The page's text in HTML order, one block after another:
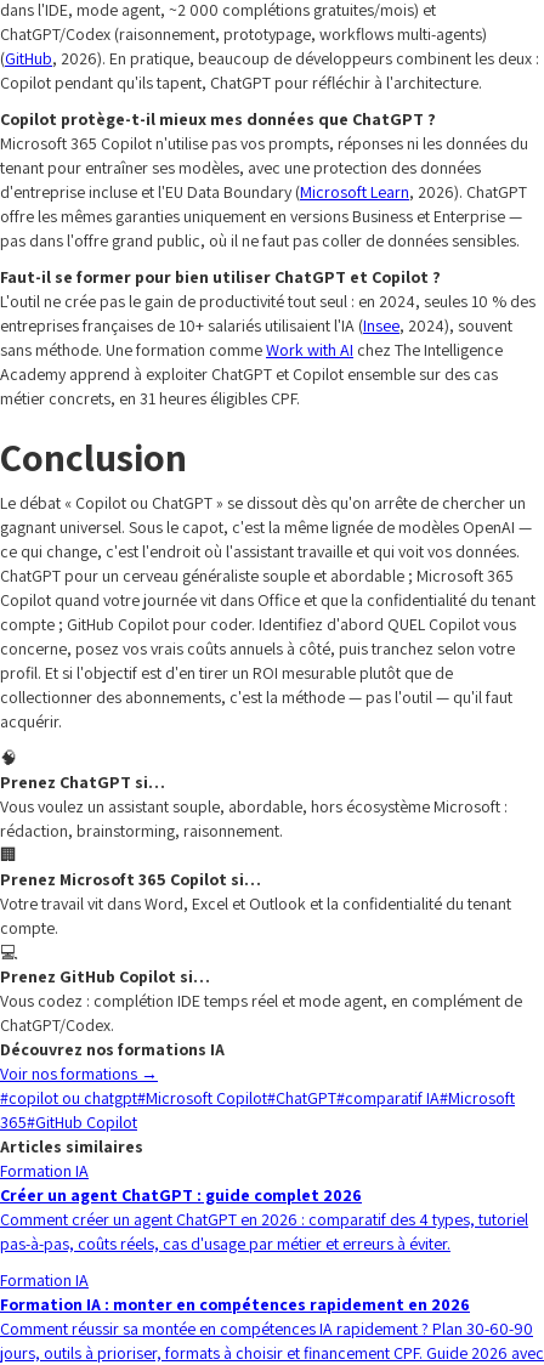
dans l'IDE, mode agent, ~2 000 complétions gratuites/mois) et
ChatGPT/Codex (raisonnement, prototypage, workflows multi-agents)
(GitHub, 2026). En pratique, beaucoup de développeurs combinent les deux :
Copilot pendant qu'ils tapent, ChatGPT pour réfléchir à l'architecture.
Copilot protège-t-il mieux mes données que ChatGPT ?
Microsoft 365 Copilot n'utilise pas vos prompts, réponses ni les données du
tenant pour entraîner ses modèles, avec une protection des données
d'entreprise incluse et l'EU Data Boundary (Microsoft Learn, 2026). ChatGPT
offre les mêmes garanties uniquement en versions Business et Enterprise —
pas dans l'offre grand public, où il ne faut pas coller de données sensibles.
Faut-il se former pour bien utiliser ChatGPT et Copilot ?
L'outil ne crée pas le gain de productivité tout seul : en 2024, seules 10 % des
entreprises françaises de 10+ salariés utilisaient l'IA (Insee, 2024), souvent
sans méthode. Une formation commeWork with AI chez The Intelligence
Academy apprend à exploiter ChatGPT et Copilot ensemble sur des cas
métier concrets, en 31 heures éligibles CPF.
Conclusion
Le débat « Copilot ou ChatGPT » se dissout dès qu'on arrête de chercher un
gagnant universel. Sous le capot, c'est la même lignée de modèles OpenAI —
ce qui change, c'est l'endroit où l'assistant travaille et qui voit vos données.
ChatGPT pour un cerveau généraliste souple et abordable ; Microsoft 365
Copilot quand votre journée vit dans Office et que la confidentialité du tenant
compte ; GitHub Copilot pour coder. Identifiez d'abord QUEL Copilot vous
concerne, posez vos vrais coûts annuels à côté, puis tranchez selon votre
profil. Et si l'objectif est d'en tirer un ROI mesurable plutôt que de
collectionner des abonnements, c'est la méthode — pas l'outil — qu'il faut
acquérir.
🧠
Prenez ChatGPT si…
Vous voulez un assistant souple, abordable, hors écosystème Microsoft :
rédaction, brainstorming, raisonnement.
🏢
Prenez Microsoft 365 Copilot si…
Votre travail vit dans Word, Excel et Outlook et la confidentialité du tenant
compte.
💻
Prenez GitHub Copilot si…
Vous codez : complétion IDE temps réel et mode agent, en complément de
ChatGPT/Codex.
Découvrez nos formations IA
Voir nos formations →
#copilot ou chatgpt#Microsoft Copilot#ChatGPT#comparatif IA#Microsoft
365#GitHub Copilot
Articles similaires
Formation IA
Créer un agent ChatGPT : guide complet 2026
Comment créer un agent ChatGPT en 2026 : comparatif des 4 types, tutoriel
pas-à-pas, coûts réels, cas d'usage par métier et erreurs à éviter.
Formation IA
Formation IA : monter en compétences rapidement en 2026
Comment réussir sa montée en compétences IA rapidement ? Plan 30-60-90
jours, outils à prioriser, formats à choisir et financement CPF. Guide 2026 avec